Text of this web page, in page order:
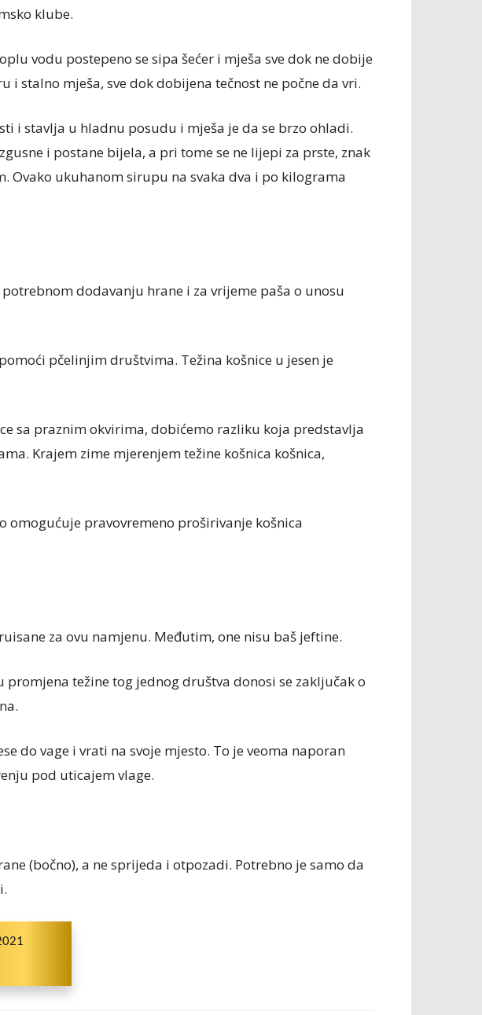
klube.
vodu postepeno se sipa šećer i mješa sve dok ne dobije
stalno mješa, sve dok dobijena tečnost ne počne da vri.
i stavlja u hladnu posudu i mješa je da se brzo ohladi.
i postane bijela, a pri tome se ne lijepi za prste, znak
Ovako ukuhanom sirupu na svaka dva i po kilograma
dodavanju hrane i za vrijeme paša o unosu
pčelinjim društvima. Težina košnice u jesen je
sa praznim okvirima, dobićemo razliku koja predstavlja
Krajem zime mjerenjem težine košnica košnica,
omogućuje pravovremeno proširivanje košnica
za ovu namjenu. Međutim, one nisu baš jeftine.
težine tog jednog društva donosi se zaključak o
do vage i vrati na svoje mjesto. To je veoma naporan
pod uticajem vlage.
(bočno), a ne sprijeda i otpozadi. Potrebno je samo da